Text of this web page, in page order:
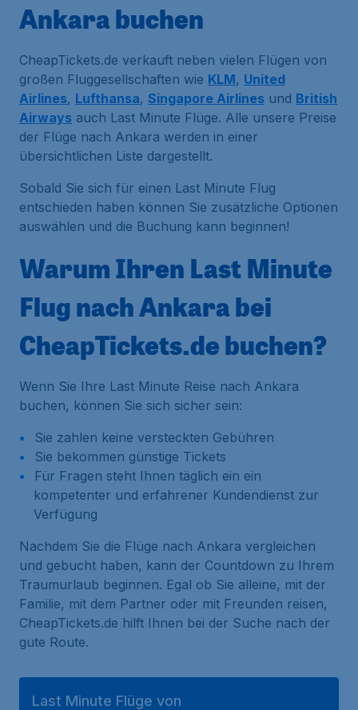
Ankara buchen
CheapTickets.de verkauft neben vielen Flügen von
großen Fluggesellschaften wie KLM, United
Airlines, Lufthansa, Singapore Airlines und British
Airways auch Last Minute Flüge. Alle unsere Preise
der Flüge nach Ankara werden in einer
übersichtlichen Liste dargestellt.
Sobald Sie sich für einen Last Minute Flug
entschieden haben können Sie zusätzliche Optionen
auswählen und die Buchung kann beginnen!
Warum Ihren Last Minute
Flug nach Ankara bei
CheapTickets.de buchen?
Wenn Sie Ihre Last Minute Reise nach Ankara
buchen, können Sie sich sicher sein:
Sie zahlen keine versteckten Gebühren
Sie bekommen günstige Tickets
Für Fragen steht Ihnen täglich ein ein
kompetenter und erfahrener Kundendienst zur
Verfügung
Nachdem Sie die Flüge nach Ankara vergleichen
und gebucht haben, kann der Countdown zu Ihrem
Traumurlaub beginnen. Egal ob Sie alleine, mit der
Familie, mit dem Partner oder mit Freunden reisen,
CheapTickets.de hilft Ihnen bei der Suche nach der
gute Route.
Last Minute Flüge von